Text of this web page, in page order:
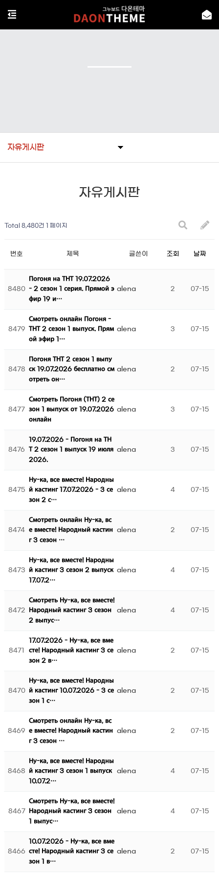
자유게시판
자유게시판
Total 8,480건 1 페이지
번호 제목 글쓴이 조회 날짜
8480
Погоня на ТНТ 19.07.2026
- 2 сезон 1 серия. Прямой э
фир 19 и…
alena 2 07-15
8479
Смотреть онлайн Погоня -
ТНТ 2 сезон 1 выпуск. Прям
ой эфир 1…
alena 3 07-15
8478
Погоня ТНТ 2 сезон 1 выпу
ск 19.07.2026 бесплатно см
отреть он…
alena 2 07-15
8477
Смотреть Погоня (ТНТ) 2 се
зон 1 выпуск от 19.07.2026
онлайн
alena 3 07-15
8476
19.07.2026 - Погоня на ТН
Т 2 сезон 1 выпуск 19 июля
2026.
alena 3 07-15
8475
Ну-ка, все вместе! Народны
й кастинг 17.07.2026 - 3 се
зон 2 с…
alena 4 07-15
8474
Смотреть онлайн Ну-ка, вс
е вместе! Народный кастин
г 3 сезон …
alena 2 07-15
8473
Ну-ка, все вместе! Народны
й кастинг 3 сезон 2 выпуск
17.07.2…
alena 4 07-15
8472
Смотреть Ну-ка, все вместе!
Народный кастинг 3 сезон
2 выпус…
alena 4 07-15
8471
17.07.2026 - Ну-ка, все вме
сте! Народный кастинг 3 се
зон 2 в…
alena 2 07-15
8470
Ну-ка, все вместе! Народны
й кастинг 10.07.2026 - 3 се
зон 1 с…
alena 2 07-15
8469
Смотреть онлайн Ну-ка, вс
е вместе! Народный кастин
г 3 сезон …
alena 2 07-15
8468
Ну-ка, все вместе! Народны
й кастинг 3 сезон 1 выпуск
10.07.2…
alena 4 07-15
8467
Смотреть Ну-ка, все вместе!
Народный кастинг 3 сезон
1 выпус…
alena 4 07-15
8466
10.07.2026 - Ну-ка, все вме
сте! Народный кастинг 3 се
зон 1 в…
alena 2 07-15